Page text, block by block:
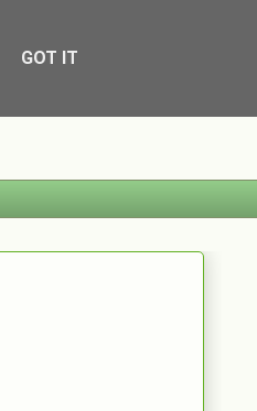
GOT IT